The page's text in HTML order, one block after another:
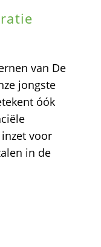
van De
jongste
óók
voor
in de